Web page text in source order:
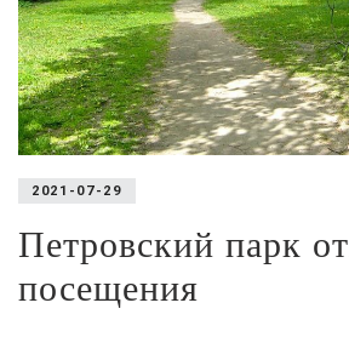
2021-07-29
Петровский парк
посещения